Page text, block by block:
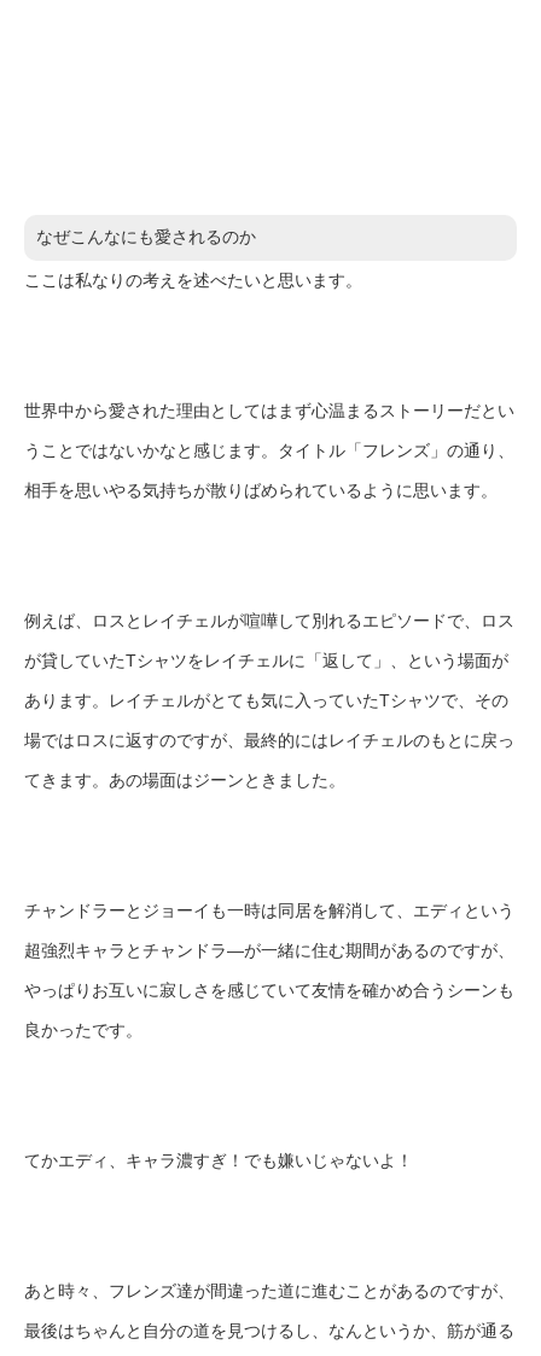
なぜこんなにも愛されるのか
ここは私なりの考えを述べたいと思います。
世界中から愛された理由としてはまず心温まるストーリーだとい
うことではないかなと感じます。タイトル「フレンズ」の通り、
相手を思いやる気持ちが散りばめられているように思います。
例えば、ロスとレイチェルが喧嘩して別れるエピソードで、ロス
が貸していたTシャツをレイチェルに「返して」、という場面が
あります。レイチェルがとても気に入っていたTシャツで、その
場ではロスに返すのですが、最終的にはレイチェルのもとに戻っ
てきます。あの場面はジーンときました。
チャンドラーとジョーイも一時は同居を解消して、エディという
超強烈キャラとチャンドラ―が一緒に住む期間があるのですが、
やっぱりお互いに寂しさを感じていて友情を確かめ合うシーンも
良かったです。
てかエディ、キャラ濃すぎ！でも嫌いじゃないよ！
あと時々、フレンズ達が間違った道に進むことがあるのですが、
最後はちゃんと自分の道を見つけるし、なんというか、筋が通る